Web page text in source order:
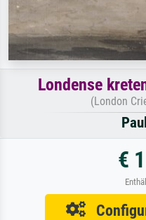
Londense
(London
€